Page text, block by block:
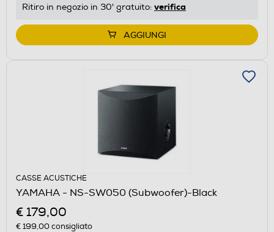
Ritiro in negozio in 30' gratuito: verifica
AGGIUNGI
CASSE ACUSTICHE
YAMAHA - NS-SW050 (Subwoofer)-Black
€ 179,00
€ 199,00consigliato